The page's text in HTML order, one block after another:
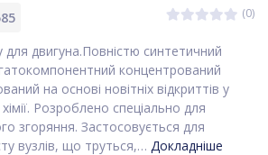
(0)
для двигуна.Повністю синтетичний
концентрований
на основі новітніх відкриттів у
хімії. Розроблено спеціально для
згоряння. Застосовується для
вузлів, що труться,… Докладніше